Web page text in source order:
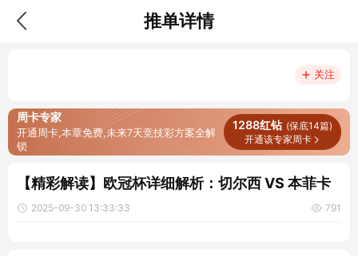
推单详情
关注
周卡专家
开通周卡,本章免费,未来7天竞技彩方案全解
锁
1288红钻 (保底14篇)
开通该专家周卡
【精彩解读】欧冠杯详细解析：切尔西 VS 本菲卡
2025-09-30 13:33:33 791